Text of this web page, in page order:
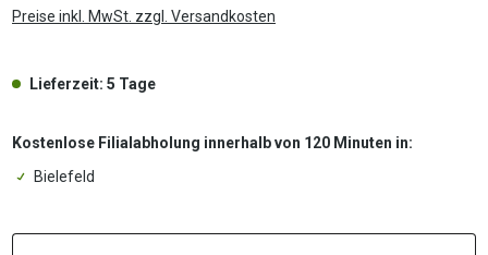
Preise inkl. MwSt. zzgl. Versandkosten
Lieferzeit: 5 Tage
Kostenlose Filialabholung innerhalb von 120 Minuten in:
Bielefeld